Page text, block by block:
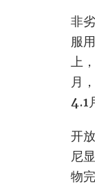
非
服
上
月，
4.1
开
尼
物